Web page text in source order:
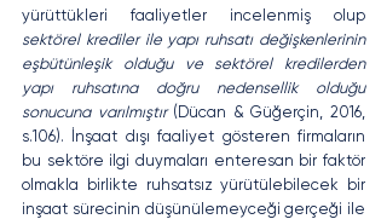
sektörel krediler ile yapı ruhsatı değişkenlerinin
eşbütünleşik olduğu ve sektörel kredilerden
yapı ruhsatına doğru nedensellik olduğu
sonucuna varılmıştır (Dücan & Güğerçin, 2016,
s.106). İnşaat dışı faaliyet gösteren firmaların
bu sektöre ilgi duymaları enteresan bir faktör
olmakla birlikte ruhsatsız yürütülebilecek bir
inşaat sürecinin düşünülemeyceği gerçeği ile